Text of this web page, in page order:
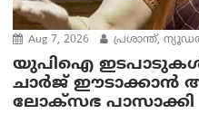
Aug 7, 2026 പ്രശാന്ത്,
യുപിഐ
ചാർജ് ഈടാക്കാൻ
ലോക്‌സഭ പാസാക്കി